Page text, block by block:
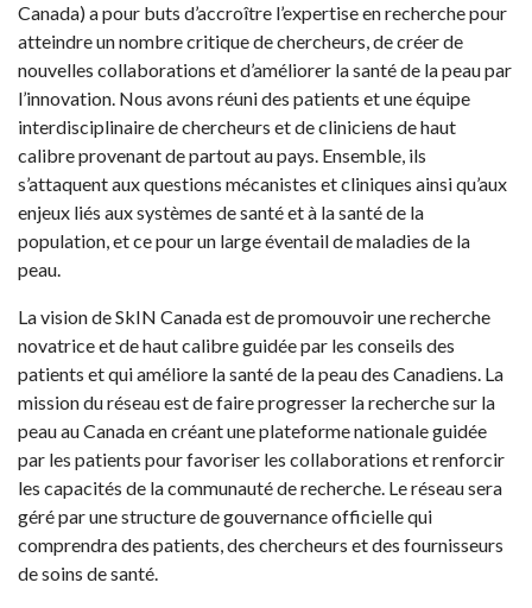
Canada) a pour buts d’accroître l’expertise en recherche pour
atteindre un nombre critique de chercheurs, de créer de
nouvelles collaborations et d’améliorer la santé de la peau par
l’innovation. Nous avons réuni des patients et une équipe
interdisciplinaire de chercheurs et de cliniciens de haut
calibre provenant de partout au pays. Ensemble, ils
s’attaquent aux questions mécanistes et cliniques ainsi qu’aux
enjeux liés aux systèmes de santé et à la santé de la
population, et ce pour un large éventail de maladies de la
peau.
La vision de SkIN Canada est de promouvoir une recherche
novatrice et de haut calibre guidée par les conseils des
patients et qui améliore la santé de la peau des Canadiens. La
mission du réseau est de faire progresser la recherche sur la
peau au Canada en créant une plateforme nationale guidée
par les patients pour favoriser les collaborations et renforcir
les capacités de la communauté de recherche. Le réseau sera
géré par une structure de gouvernance officielle qui
comprendra des patients, des chercheurs et des fournisseurs
de soins de santé.